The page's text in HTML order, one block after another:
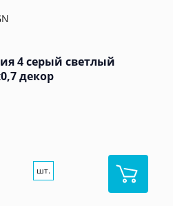
4 серый светлый
декор
шт.